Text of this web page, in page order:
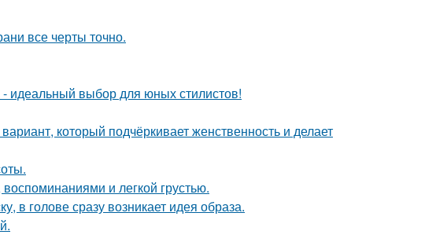
все черты точно.
идеальный выбор для юных стилистов!
который подчёркивает женственность и делает
и легкой грустью.
в голове сразу возникает идея образа.